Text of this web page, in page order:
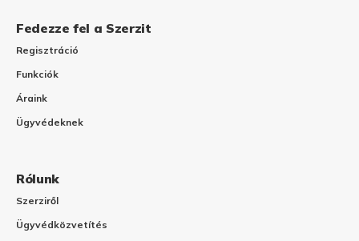
Fedezze fel a Szerzit
Regisztráció
Funkciók
Áraink
Ügyvédeknek
Rólunk
Szerziről
Ügyvédközvetítés